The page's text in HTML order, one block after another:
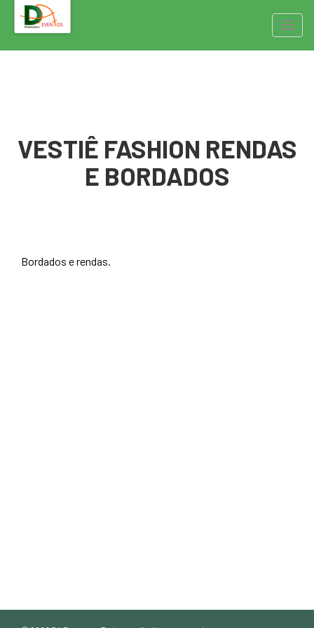
Pular
para
VESTIÊ FASHION RENDAS
E BORDADOS
Bordados e rendas.